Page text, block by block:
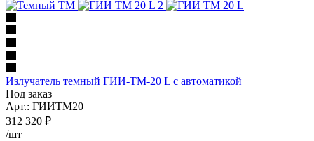
Излучатель темный ГИИ-ТМ-20 L с автоматикой
Под заказ
Арт.: ГИИТМ20
312 320 ₽
/шт